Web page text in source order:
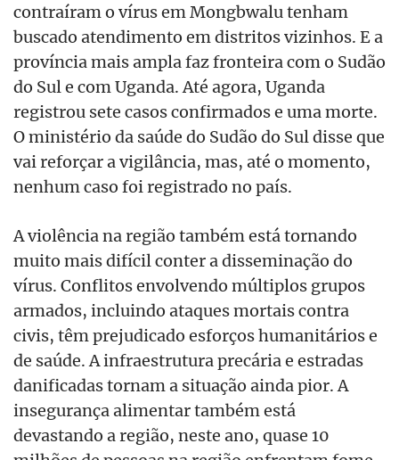
contraíram o vírus em Mongbwalu tenham
buscado atendimento em distritos vizinhos. E a
província mais ampla faz fronteira com o Sudão
do Sul e com Uganda. Até agora, Uganda
registrou sete casos confirmados e uma morte.
O ministério da saúde do Sudão do Sul disse que
vai reforçar a vigilância, mas, até o momento,
nenhum caso foi registrado no país.
A violência na região também está tornando
muito mais difícil conter a disseminação do
vírus. Conflitos envolvendo múltiplos grupos
armados, incluindo ataques mortais contra
civis, têm prejudicado esforços humanitários e
de saúde. A infraestrutura precária e estradas
danificadas tornam a situação ainda pior. A
insegurança alimentar também está
devastando a região, neste ano, quase 10